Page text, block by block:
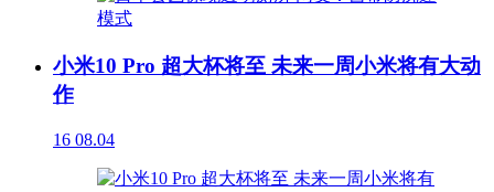
小米10 Pro 超大杯将至 未来一周小米将有大动
作
16 08.04